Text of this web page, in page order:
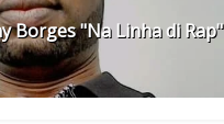
Borges "Na Linha di Rap"